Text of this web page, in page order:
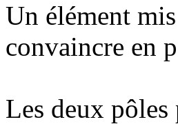
Un élément
convaincre en
Les deux